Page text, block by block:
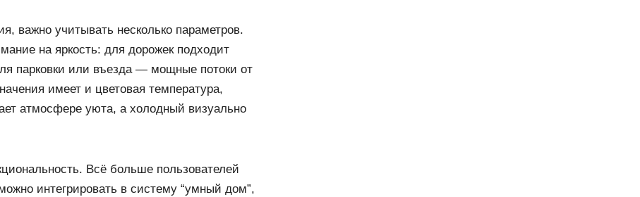
важно учитывать несколько параметров.
на яркость: для дорожек подходит
парковки или въезда — мощные потоки от
имеет и цветовая температура,
атмосфере уюта, а холодный визуально
Всё больше пользователей
интегрировать в систему “умный дом”,